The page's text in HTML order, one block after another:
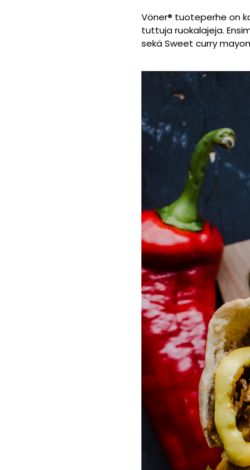
Vöner® tuoteperhe on
tuttuja ruokalajeja.
sekä Sweet curry